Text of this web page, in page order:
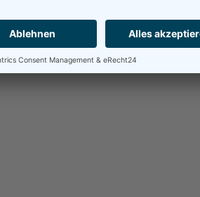
und ein Schüler der